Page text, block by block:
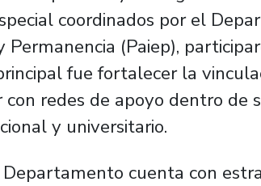
coordinados por el
Permanencia (Paiep),
fue fortalecer la
redes de apoyo dentro de
y universitario.
cuenta con